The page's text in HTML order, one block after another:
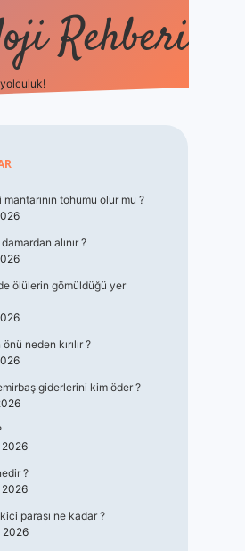
Rehberi
tohumu olur mu ?
alınır ?
ölülerin gömüldüğü yer
neden kırılır ?
giderlerini kim öder ?
2026
?
2026
parası ne kadar ?
2026